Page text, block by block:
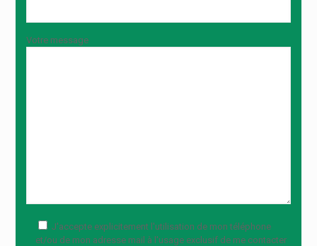
Votre message
J'accepte explicitement l'utilisation de mon téléphone
et/ou de mon adresse mail à l'usage exclusif de me contacter